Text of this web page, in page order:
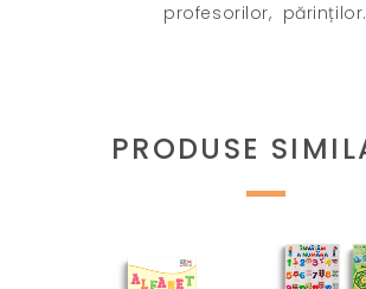
profesorilor, părinților.
PRODUSE